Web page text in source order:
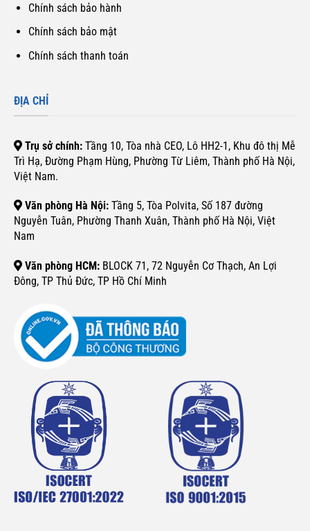
Chính sách bảo hành
Chính sách bảo mật
Chính sách thanh toán
ĐỊA CHỈ
Trụ sở chính: Tầng 10, Tòa nhà CEO, Lô HH2-1, Khu đô thị Mễ
Trì Hạ, Đường Phạm Hùng, Phường Từ Liêm, Thành phố Hà Nội,
Việt Nam.
Văn phòng Hà Nội: Tầng 5, Tòa Polvita, Số 187 đường
Nguyễn Tuân, Phường Thanh Xuân, Thành phố Hà Nội, Việt
Nam
Văn phòng HCM: BLOCK 71, 72 Nguyễn Cơ Thạch, An Lợi
Đông, TP Thủ Đức, TP Hồ Chí Minh